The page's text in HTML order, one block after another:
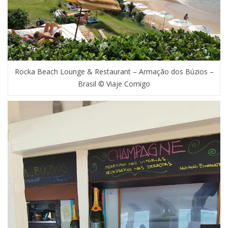
Rocka Beach Lounge & Restaurant – Armação dos Búzios –
Brasil © Viaje Comigo